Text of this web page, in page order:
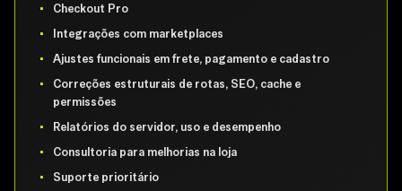
Checkout Pro
Integrações com marketplaces
Ajustes funcionais em frete, pagamento e cadastro
Correções estruturais de rotas, SEO, cache e
permissões
Relatórios do servidor, uso e desempenho
Consultoria para melhorias na loja
Suporte prioritário